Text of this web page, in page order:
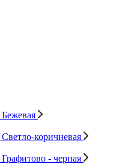
коричневая
- черная